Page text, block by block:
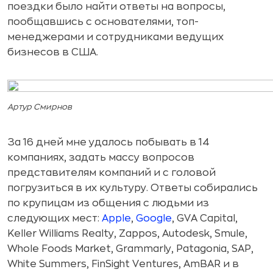
поездки было найти ответы на вопросы,
пообщавшись с основателями, топ-
менеджерами и сотрудниками ведущих
бизнесов в США.
Артур Смирнов
За 16 дней мне удалось побывать в 14
компаниях, задать массу вопросов
представителям компаний и с головой
погрузиться в их культуру. Ответы собирались
по крупицам из общения с людьми из
следующих мест: Apple, Google, GVA Capital,
Keller Williams Realty, Zappos, Autodesk, Smule,
Whole Foods Market, Grammarly, Patagonia, SAP,
White Summers, FinSight Ventures, AmBAR и в